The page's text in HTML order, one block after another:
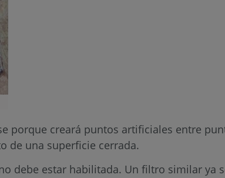
porque creará puntos artificiales entre
de una superficie cerrada.
debe estar habilitada. Un filtro similar ya